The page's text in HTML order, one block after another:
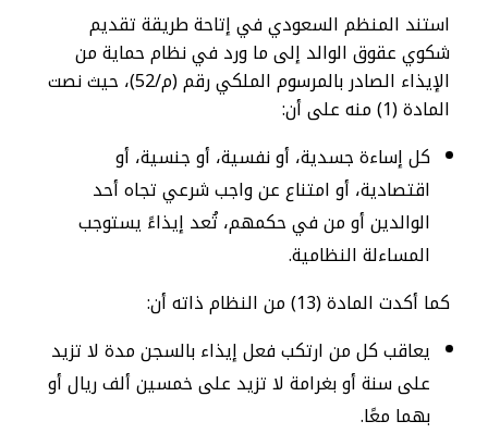
استند المنظم السعودي في إتاحة طريقة تقديم
شكوي عقوق الوالد إلى ما ورد في نظام حماية من
الإيذاء الصادر بالمرسوم الملكي رقم (م/52)، حيث نصت
المادة (1) منه على أن:
كل إساءة جسدية، أو نفسية، أو جنسية، أو
اقتصادية، أو امتناع عن واجب شرعي تجاه أحد
الوالدين أو من في حكمهم، تُعد إيذاءً يستوجب
المساءلة النظامية.
كما أكدت المادة (13) من النظام ذاته أن:
يعاقب كل من ارتكب فعل إيذاء بالسجن مدة لا تزيد
على سنة أو بغرامة لا تزيد على خمسين ألف ريال أو
بهما معًا.